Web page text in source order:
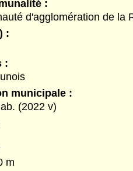
:
d'agglomération de la
:
:
municipale :
(2022 v)
m